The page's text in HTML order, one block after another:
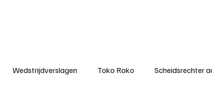
Wedstrijdverslagen Toko Roko Scheidsrechter